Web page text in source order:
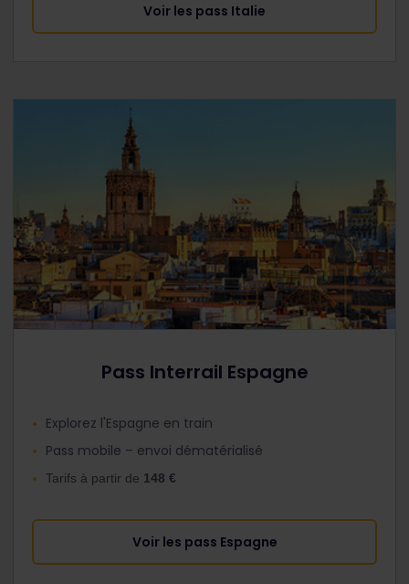
Voir les pass Italie
Pass Interrail Espagne
Explorez l'Espagne en train
Pass mobile – envoi dématérialisé
Tarifs à partir de 148 €
Voir les pass Espagne